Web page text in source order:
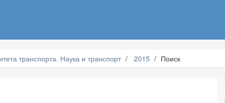
транспорта. Наука и транспорт 2015 Поиск